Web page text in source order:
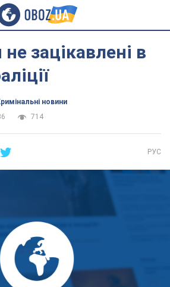
зацікавлені в
новини
714
РУС